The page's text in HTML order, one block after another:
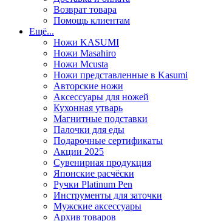
Возврат товара
Помощь клиентам
Ещё...
Ножи KASUMI
Ножи Masahiro
Ножи Mcusta
Ножи представленные в Kasumi
Авторские ножи
Аксессуары для ножей
Кухонная утварь
Магнитные подставки
Палочки для еды
Подарочные сертификаты
Акции 2025
Сувенирная продукция
Японские расчёски
Ручки Platinum Pen
Инструменты для заточки
Мужские аксессуары
Архив товаров